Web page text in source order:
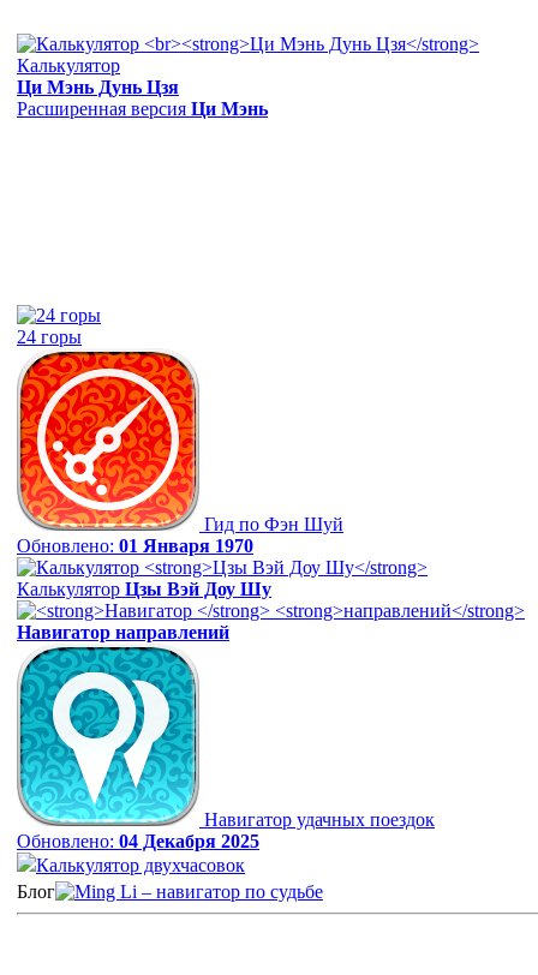
Калькулятор
Ци Мэнь Дунь Цзя
Расширенная версия Ци Мэнь
24 горы
Гид по Фэн Шуй
Обновлено: 01 Января 1970
Калькулятор Цзы Вэй Доу Шу
Навигатор направлений
Навигатор удачных поездок
Обновлено: 04 Декабря 2025
Калькулятор двухчасовок
Блог